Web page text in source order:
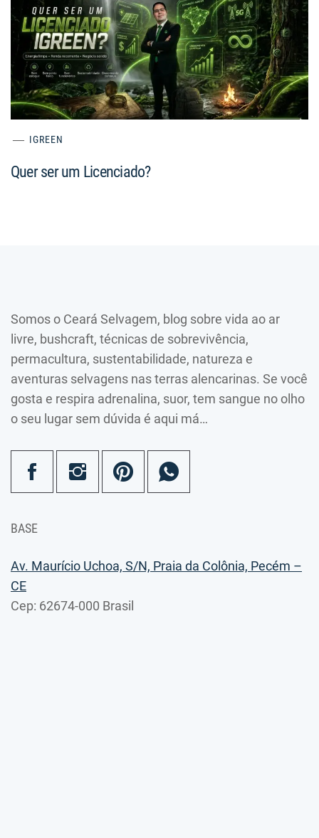
IGREEN
Quer ser um Licenciado?
Somos o Ceará Selvagem, blog sobre vida ao ar
livre, bushcraft, técnicas de sobrevivência,
permacultura, sustentabilidade, natureza e
aventuras selvagens nas terras alencarinas. Se você
gosta e respira adrenalina, suor, tem sangue no olho
o seu lugar sem dúvida é aqui má…
BASE
Av. Maurício Uchoa, S/N, Praia da Colônia, Pecém –
CE
Cep: 62674-000 Brasil